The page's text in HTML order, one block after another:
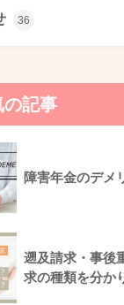
36
の記事
障害年金のデメ
遡及請求・事後
求の種類を分か